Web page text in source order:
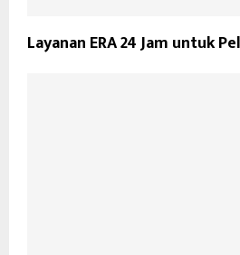
Layanan ERA 24 Jam untuk